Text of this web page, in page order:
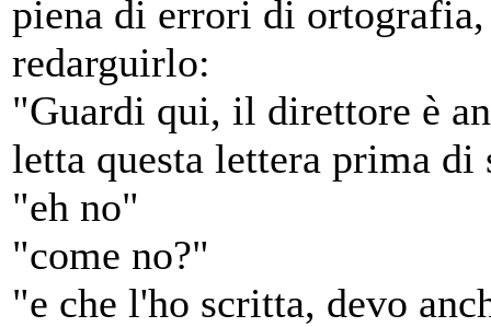
piena di errori di
redarguirlo:
"Guardi qui, il direttore è
letta questa lettera prima di
"eh no"
"come no?"
"e che l'ho scritta, devo